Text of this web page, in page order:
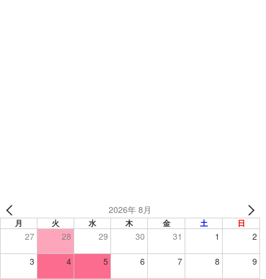
2026年 8月
月 火 水 木 金 土 日
27 28 29 30 31 1 2
3 4 5 6 7 8 9